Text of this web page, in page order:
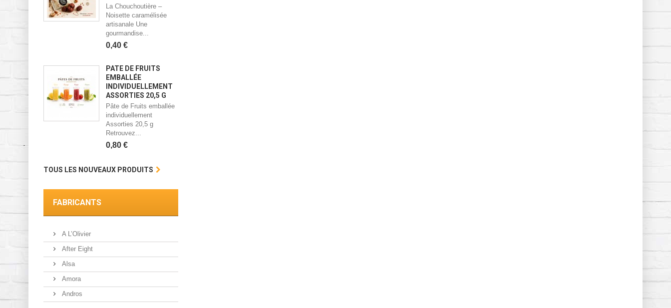
La Chouchoutière –
Noisette caramélisée
artisanale Une
gourmandise...
0,40 €
PÂTE DE FRUITS
EMBALLÉE
INDIVIDUELLEMENT
ASSORTIES 20,5 G
Pâte de Fruits emballée
individuellement
Assorties 20,5 g
Retrouvez...
0,80 €
TOUS LES NOUVEAUX PRODUITS
FABRICANTS
A L’Olivier
After Eight
Alsa
Amora
Andros